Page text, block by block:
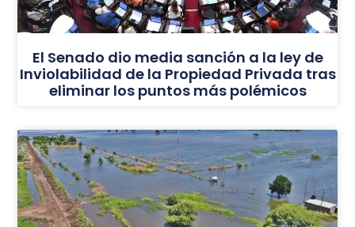
El Senado dio media sanción a la ley de
Inviolabilidad de la Propiedad Privada tras
eliminar los puntos más polémicos